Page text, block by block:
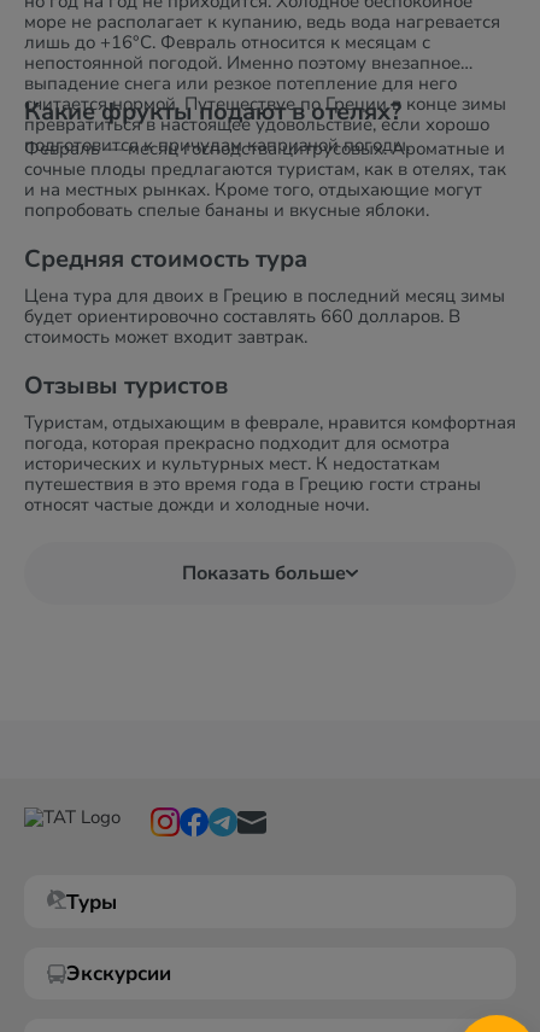
море не располагает к купанию, ведь вода нагревается
лишь до +16°C. Февраль относится к месяцам с
непостоянной погодой. Именно поэтому внезапное
выпадение снега или резкое потепление для него
считается нормой. Путешествуе по Греции в конце зимы
превратиться в настоящее удовольствие, если хорошо
подготовится к причудам капризной погоды.
Какие фрукты подают в отелях?
Февраль — месяц господства цитрусовых. Ароматные и
сочные плоды предлагаются туристам, как в отелях, так
и на местных рынках. Кроме того, отдыхающие могут
попробовать спелые бананы и вкусные яблоки.
Средняя стоимость тура
Цена тура для двоих в Грецию в последний месяц зимы
будет ориентировочно составлять 660 долларов. В
стоимость может входит завтрак.
Отзывы туристов
Туристам, отдыхающим в феврале, нравится комфортная
погода, которая прекрасно подходит для осмотра
исторических и культурных мест. К недостаткам
путешествия в это время года в Грецию гости страны
относят частые дожди и холодные ночи.
Показать больше
Туры
Экскурсии